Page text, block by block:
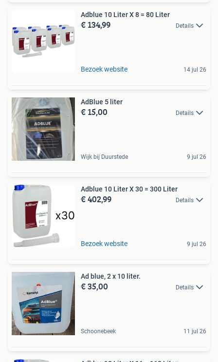
Adblue 10 Liter X 8 = 80 Liter
€ 134,99 Details
Bezoek website 14 jul 26
AdBlue 5 liter
€ 15,00 Details
Wijk bij Duurstede 9 jul 26
Adblue 10 Liter X 30 = 300 Liter
€ 402,99 Details
Bezoek website 9 jul 26
Ad blue, 2 x 10 liter.
€ 35,00 Details
Schoonebeek 11 jul 26